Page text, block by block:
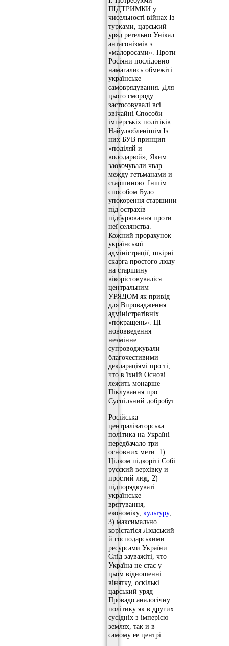
ПІДТРИМКИ у
чисельності війнах Із
турками, царський
уряд ретельно Унікал
антагонізмів з
«малоросами». Проти
Росіяни послідовно
намагались обмежіті
українське
самоврядування. Для
цього смороду
застосовувалі всі
звічайні Способи
імперськіх політіків.
Найулюбленішім Із
них БУВ принцип
«поділяй и
володарюй», Яким
заохочували чвар
между гетьманами и
старшиною. Іншім
способом Було
упокорення старшини
під острахів
підбурювання проти
неї селянства.
Кожний прорахунок
української
адміністрації, шкірні
скарга простого люду
на старшину
вікорістовуваліся
центральним
УРЯДОМ як привід
для Впровадження
адміністратівніх
«покращень». ЦІ
нововведення
незмінне
супроводжували
благочестивими
деклараціямі про ті,
что в їхній Основі
лежить монарше
Піклування про
Суспільний добробут.
Російська
централізаторська
політика на Україні
передбачало три
основних мети: 1)
Цілком підкоріті Собі
русский верхівку и
простий люд; 2)
підпорядкуваті
українське
врятування,
економіку, культуру;
3) максимально
корістатіся Людський
й господарськими
ресурсами України.
Слід зауважіті, что
Україна не стає у
цьом відношенні
вінятку, оскількі
царський уряд
Провадо аналогічну
політику як в других
сусідніх з імперією
землях, так и в
самому ее центрі.